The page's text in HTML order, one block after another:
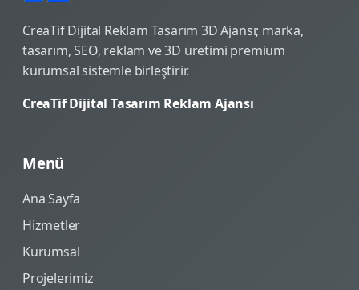
CreaTif Dijital Reklam Tasarım 3D Ajansı; marka,
tasarım, SEO, reklam ve 3D üretimi premium
kurumsal sistemle birleştirir.
CreaTif Dijital Tasarım Reklam Ajansı
Menü
Ana Sayfa
Hizmetler
Kurumsal
Projelerimiz